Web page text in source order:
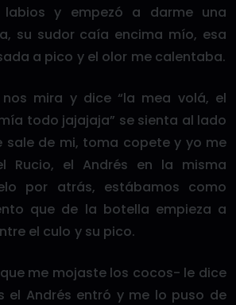
labios y empezó a darme una
su sudor caía encima mío, esa
a pico y el olor me calentaba.
mira y dice “la mea volá, el
todo jajajaja” se sienta al lado
sale de mi, toma copete y yo me
Rucio, el Andrés en la misma
por atrás, estábamos como
que de la botella empieza a
el culo y su pico.
me mojaste los cocos- le dice
el Andrés entró y me lo puso de